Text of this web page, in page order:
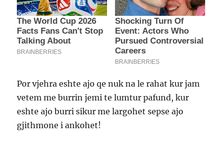
Por vjehra eshte ajo qe nuk na le rahat kur jam
vetem me burrin jemi te lumtur pafund, kur
eshte ajo burri sikur me largohet sepse ajo
gjithmone i ankohet!